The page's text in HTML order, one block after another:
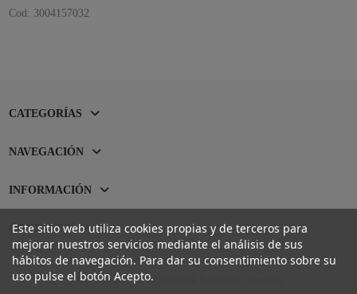
Cod: 3004157032
CATEGORÍAS
NAVEGACIÓN
INFORMACIÓN
CONTACTO
Este sitio web utiliza cookies propias y de terceros para
mejorar nuestros servicios mediante el análisis de sus
hábitos de navegación. Para dar su consentimiento sobre su
uso pulse el botón Acepto.
Sitio protegido por reCAPTCHA.